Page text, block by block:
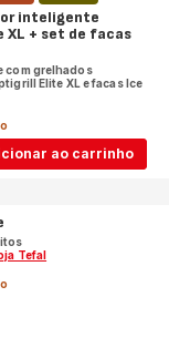
ao carrinho
inteligente
+ set de facas
com grelhados
Elite XL e facas Ice
Tefal